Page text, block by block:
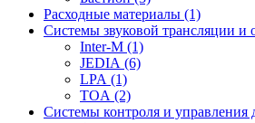
Расходные материалы (1)
Системы звуковой трансляции и
Inter-M (1)
JEDIA (6)
LPA (1)
TOA (2)
Системы контроля и управления